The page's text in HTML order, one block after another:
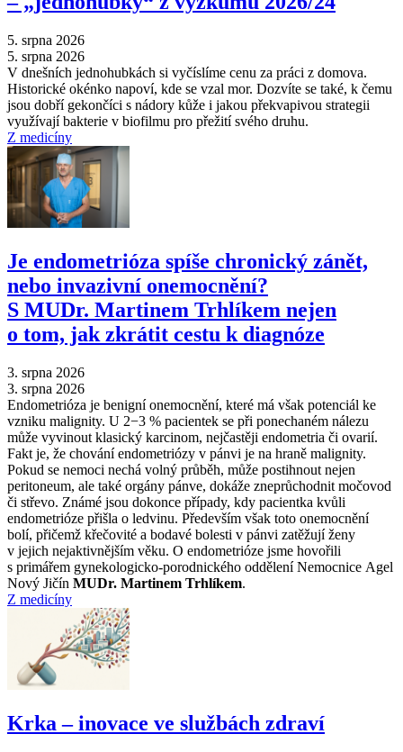
5. srpna 2026
5. srpna 2026
V dnešních jednohubkách si vyčíslíme cenu za práci z domova.
Historické okénko napoví, kde se vzal mor. Dozvíte se také, k čemu
jsou dobří gekončíci s nádory kůže i jakou překvapivou strategii
využívají bakterie v biofilmu pro přežití svého druhu.
Z medicíny
Je endometrióza spíše chronický zánět,
nebo invazivní onemocnění?
S MUDr. Martinem Trhlíkem nejen
o tom, jak zkrátit cestu k diagnóze
3. srpna 2026
3. srpna 2026
Endometrióza je benigní onemocnění, které má však potenciál ke
vzniku malignity. U 2−3 % pacientek se při ponechaném nálezu
může vyvinout klasický karcinom, nejčastěji endometria či ovarií.
Fakt je, že chování endometriózy v pánvi je na hraně malignity.
Pokud se nemoci nechá volný průběh, může postihnout nejen
peritoneum, ale také orgány pánve, dokáže zneprůchodnit močovod
či střevo. Známé jsou dokonce případy, kdy pacientka kvůli
endometrióze přišla o ledvinu. Především však toto onemocnění
bolí, přičemž křečovité a bodavé bolesti v pánvi zatěžují ženy
v jejich nejaktivnějším věku. O endometrióze jsme hovořili
s primářem gynekologicko-porodnického oddělení Nemocnice Agel
Nový Jičín MUDr. Martinem Trhlíkem.
Z medicíny
Krka –⁠ inovace ve službách zdraví